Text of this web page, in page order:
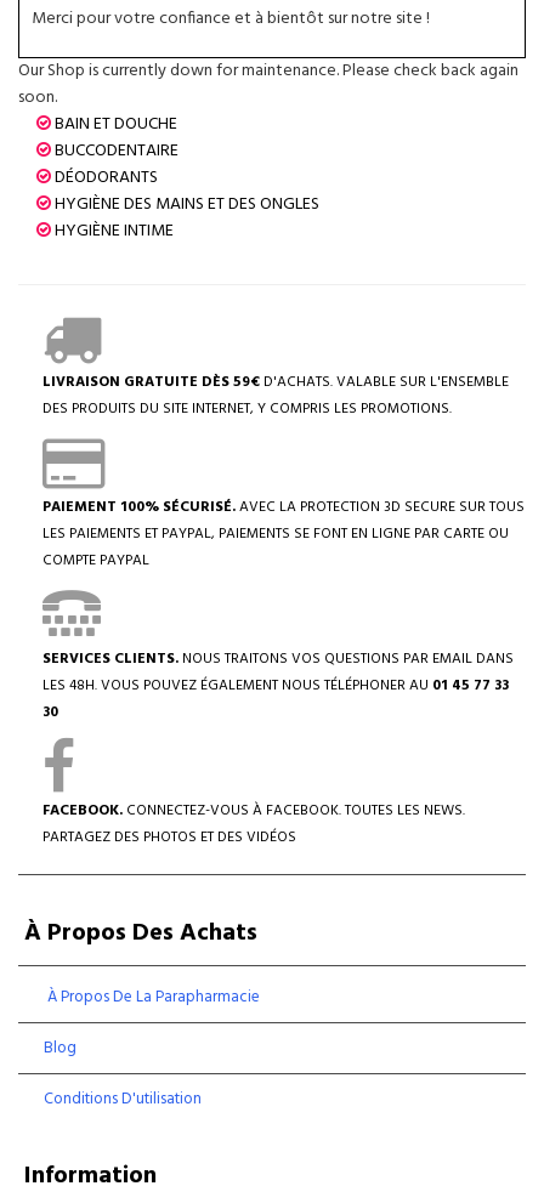
Merci pour votre confiance et à bientôt sur notre site !
Our Shop is currently down for maintenance. Please check back again
soon.
BAIN ET DOUCHE
BUCCODENTAIRE
DÉODORANTS
HYGIÈNE DES MAINS ET DES ONGLES
HYGIÈNE INTIME
LIVRAISON GRATUITE DÈS 59€ D'ACHATS. VALABLE SUR L'ENSEMBLE
DES PRODUITS DU SITE INTERNET, Y COMPRIS LES PROMOTIONS.
PAIEMENT 100% SÉCURISÉ.AVEC LA PROTECTION 3D SECURE SUR TOUS
LES PAIEMENTS ET PAYPAL, PAIEMENTS SE FONT EN LIGNE PAR CARTE OU
COMPTE PAYPAL
SERVICES CLIENTS. NOUS TRAITONS VOS QUESTIONS PAR EMAIL DANS
LES 48H. VOUS POUVEZ ÉGALEMENT NOUS TÉLÉPHONER AU 01 45 77 33
30
FACEBOOK. CONNECTEZ-VOUS À FACEBOOK. TOUTES LES NEWS.
PARTAGEZ DES PHOTOS ET DES VIDÉOS
À Propos Des Achats
À Propos De La Parapharmacie
Blog
Conditions D'utilisation
Information